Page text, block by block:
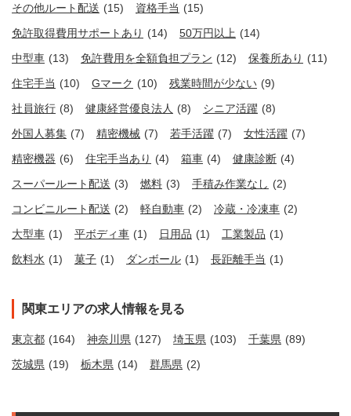
その他ルート配送 (15) 資格手当 (15)
免許取得費用サポートあり (14) 50万円以上 (14)
中型車 (13) 免許費用を全額負担プラン (12) 保養所あり (11)
住宅手当 (10) Gマーク (10) 残業時間が少ない (9)
社員旅行 (8) 健康経営優良法人 (8) シニア活躍 (8)
外国人募集 (7) 精密機械 (7) 若手活躍 (7) 女性活躍 (7)
精密機器 (6) 住宅手当あり (4) 箱車 (4) 健康診断 (4)
スーパールート配送 (3) 燃料 (3) 手積み作業なし (2)
コンビニルート配送 (2) 軽自動車 (2) 冷蔵・冷凍車 (2)
大型車 (1) 平ボディ車 (1) 日用品 (1) 工業製品 (1)
飲料水 (1) 菓子 (1) ダンボール (1) 長距離手当 (1)
関東エリアの求人情報を見る
東京都 (164) 神奈川県 (127) 埼玉県 (103) 千葉県 (89)
茨城県 (19) 栃木県 (14) 群馬県 (2)